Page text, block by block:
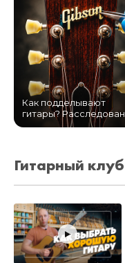
Как подделывают
гитары?
Гитарный